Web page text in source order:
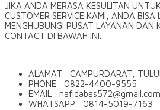
JIKA ANDA MERASA KESULITAN
CUSTOMER SERVICE KAMI, ANDA BISA
MENGHUBUNGI PUSAT LAYANAN DAN
CONTACT DI BAWAH INI.
ALAMAT : CAMPURDARAT,
PHONE : 0822-4400-9555
EMAIL : nafidabas572@gmail.com
WHATSAPP : 0814-5019-7163